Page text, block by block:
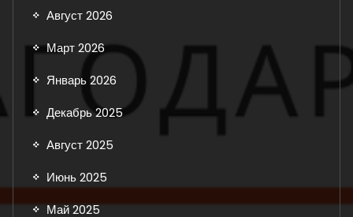
Август 2026
Март 2026
Январь 2026
Декабрь 2025
Август 2025
Июнь 2025
Май 2025